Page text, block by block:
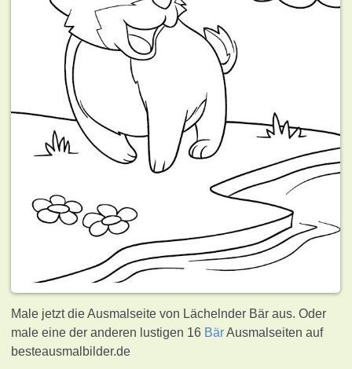
Male jetzt die Ausmalseite von Lächelnder Bär aus. Oder
male eine der anderen lustigen 16 BärAusmalseiten auf
besteausmalbilder.de